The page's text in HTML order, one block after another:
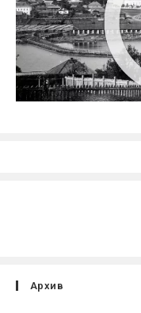
Архив